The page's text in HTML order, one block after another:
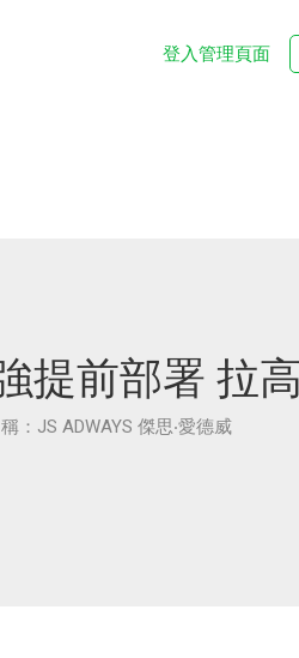
登入管理頁面
提前部署 拉
：JS ADWAYS 傑思‧愛德威